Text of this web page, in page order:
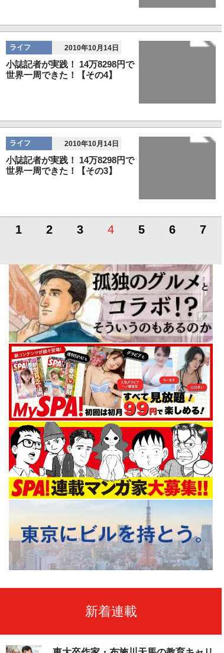
ライフ 2010年10月14日
小誌記者が実践！ 14万8298円で
世界一周できた！【その4】
ライフ 2010年10月14日
小誌記者が実践！ 14万8298円で
世界一周できた！【その3】
1 2 3 4 5 6 7
新着連載